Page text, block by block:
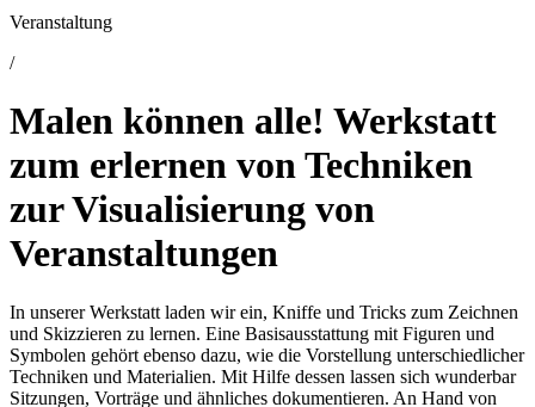
Veranstaltung
/
Malen können alle! Werkstatt
zum erlernen von Techniken
zur Visualisierung von
Veranstaltungen
In unserer Werkstatt laden wir ein, Kniffe und Tricks zum Zeichnen
und Skizzieren zu lernen. Eine Basisausstattung mit Figuren und
Symbolen gehört ebenso dazu, wie die Vorstellung unterschiedlicher
Techniken und Materialien. Mit Hilfe dessen lassen sich wunderbar
Sitzungen, Vorträge und ähnliches dokumentieren. An Hand von